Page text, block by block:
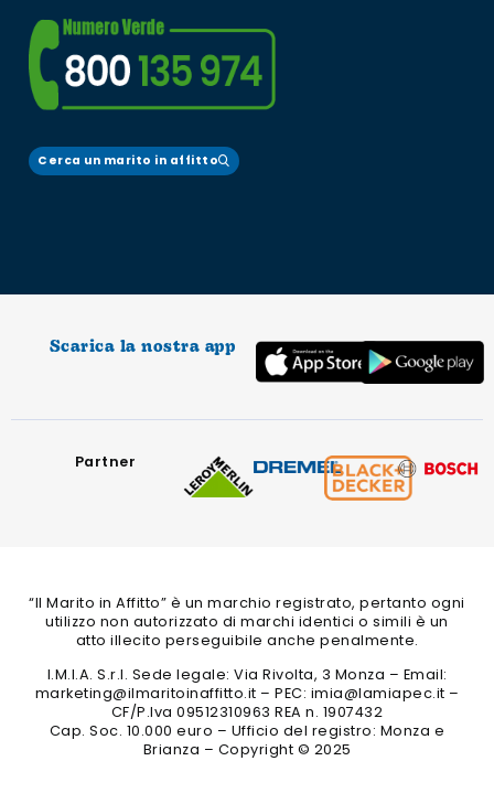
Cerca un marito in affitto
Scarica la nostra app
Partner
“Il Marito in Affitto” è un marchio registrato, pertanto ogni
utilizzo non autorizzato di marchi identici o simili è un
atto illecito perseguibile anche penalmente.
I.M.I.A. S.r.l. Sede legale: Via Rivolta, 3 Monza – Email:
marketing@ilmaritoinaffitto.it – PEC: imia@lamiapec.it –
CF/P.Iva 09512310963 REA n. 1907432
Cap. Soc. 10.000 euro – Ufficio del registro: Monza e
Brianza – Copyright © 2025